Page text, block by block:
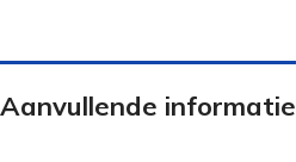
Paalhouderschroeven
Afstandschroeven
Aanvullende informatie